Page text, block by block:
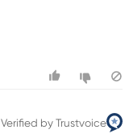
Verified by Trustvoice